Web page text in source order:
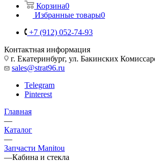
Корзина0
Избранные товары0
+7 (912) 052-74-93
Контактная информация
г. Екатеринбург, ул. Бакинских
sales@strat96.ru
Telegram
Pinterest
Главная
—
Каталог
—
Запчасти Manitou
—Кабина и стекла